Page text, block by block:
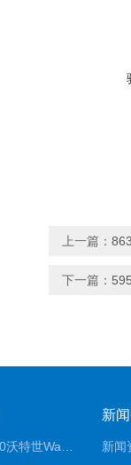
上一篇：
下一篇：
新
新闻